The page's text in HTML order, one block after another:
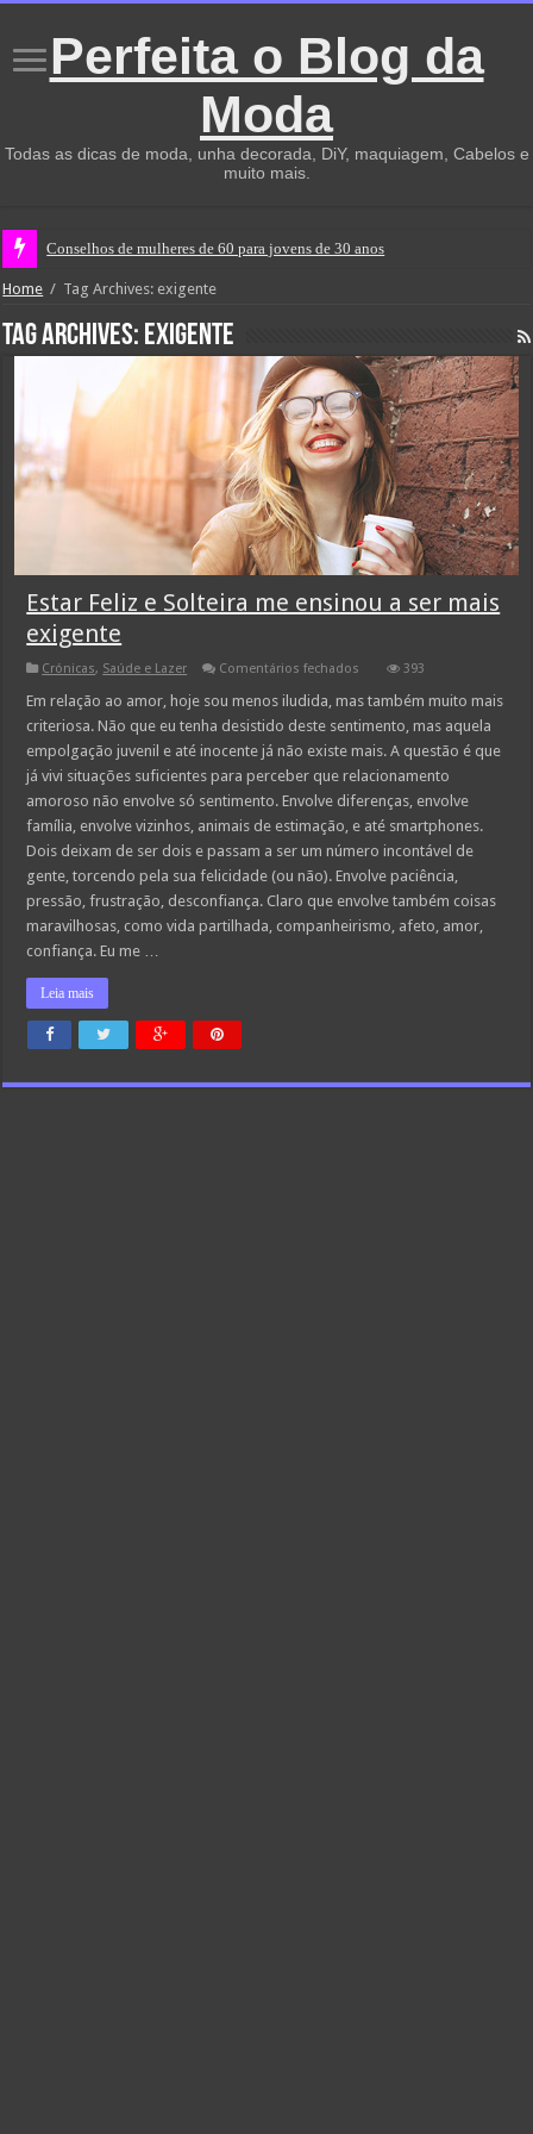
Perfeita o Blog da
Moda
Todas as dicas de moda, unha decorada, DiY, maquiagem, Cabelos e
muito mais.
Conselhos de mulheres de 60 para jovens de 30 anos
Home / Tag Archives: exigente
Tag Archives: exigente
Estar Feliz e Solteira me ensinou a ser mais
exigente
Crónicas, Saúde e Lazer Comentários fechados
Feliz
Solteira
me
ensinou
a
mais
exigente
393
Em relação ao amor, hoje sou menos iludida, mas também muito mais
criteriosa. Não que eu tenha desistido deste sentimento, mas aquela
empolgação juvenil e até inocente já não existe mais. A questão é que
já vivi situações suficientes para perceber que relacionamento
amoroso não envolve só sentimento. Envolve diferenças, envolve
família, envolve vizinhos, animais de estimação, e até smartphones.
Dois deixam de ser dois e passam a ser um número incontável de
gente, torcendo pela sua felicidade (ou não). Envolve paciência,
pressão, frustração, desconfiança. Claro que envolve também coisas
maravilhosas, como vida partilhada, companheirismo, afeto, amor,
confiança. Eu me …
Leia mais